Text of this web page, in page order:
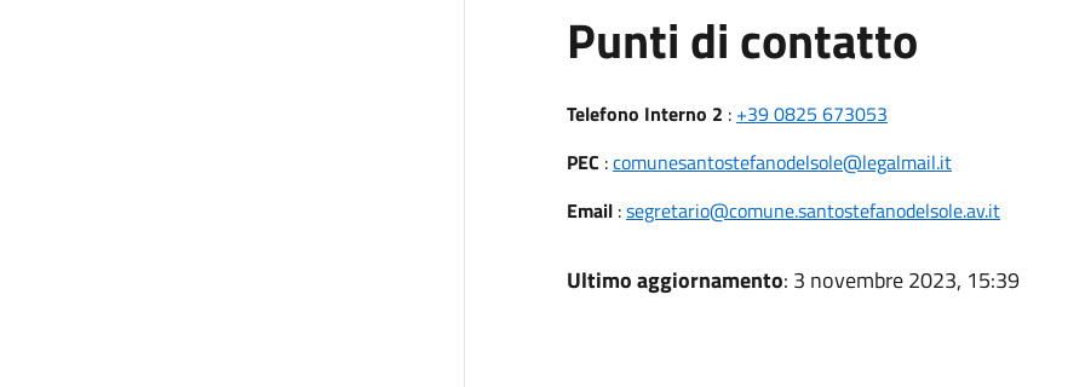
Punti di contatto
Telefono Interno 2 : +39 0825 673053
PEC :comunesantostefanodelsole@legalmail.it
Email:segretario@comune.santostefanodelsole.av.it
Ultimo aggiornamento: 3 novembre 2023, 15:39